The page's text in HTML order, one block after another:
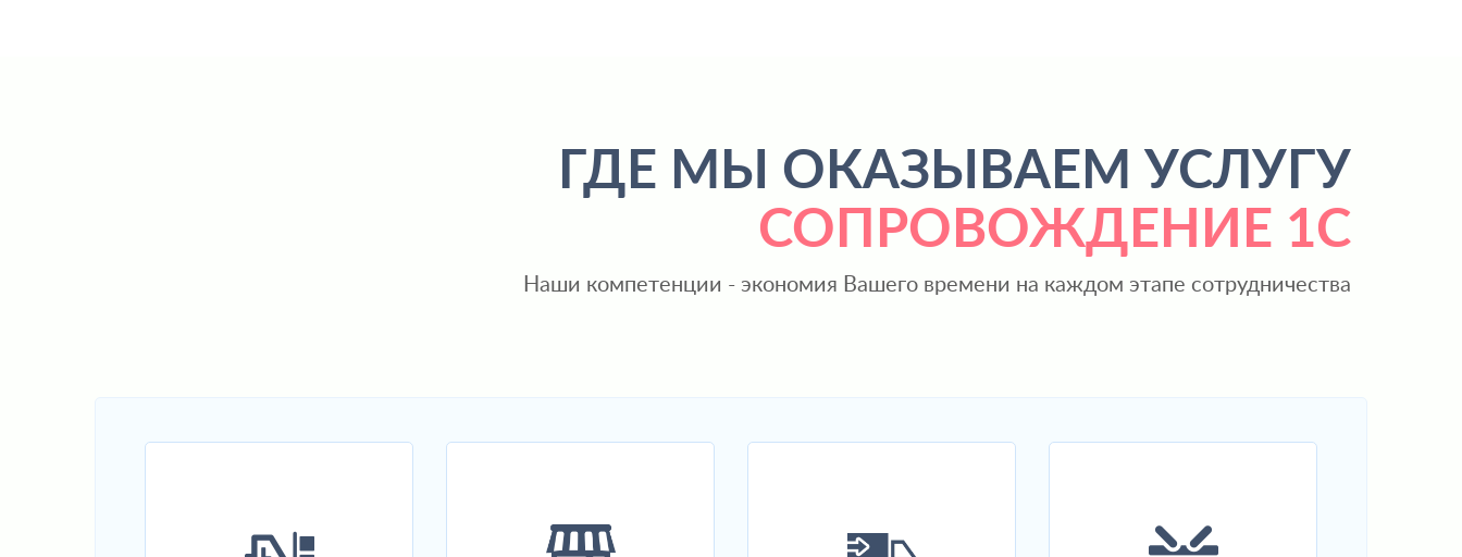
ГДЕ МЫ ОКАЗЫВАЕМ УСЛУГУ
СОПРОВОЖДЕНИЕ 1С
Наши компетенции - экономия Вашего времени на каждом этапе сотрудничества